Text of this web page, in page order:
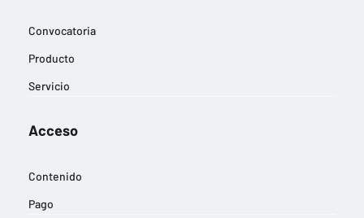
Convocatoria
Producto
Servicio
Acceso
Contenido
Pago